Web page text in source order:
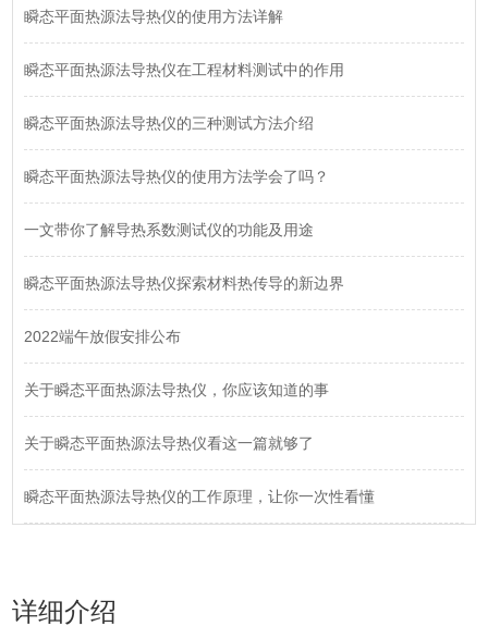
瞬态平面热源法导热仪的使用方法详解
瞬态平面热源法导热仪在工程材料测试中的作用
瞬态平面热源法导热仪的三种测试方法介绍
瞬态平面热源法导热仪的使用方法学会了吗？
一文带你了解导热系数测试仪的功能及用途
瞬态平面热源法导热仪探索材料热传导的新边界
2022端午放假安排公布
关于瞬态平面热源法导热仪，你应该知道的事
关于瞬态平面热源法导热仪看这一篇就够了
瞬态平面热源法导热仪的工作原理，让你一次性看懂
详细介绍